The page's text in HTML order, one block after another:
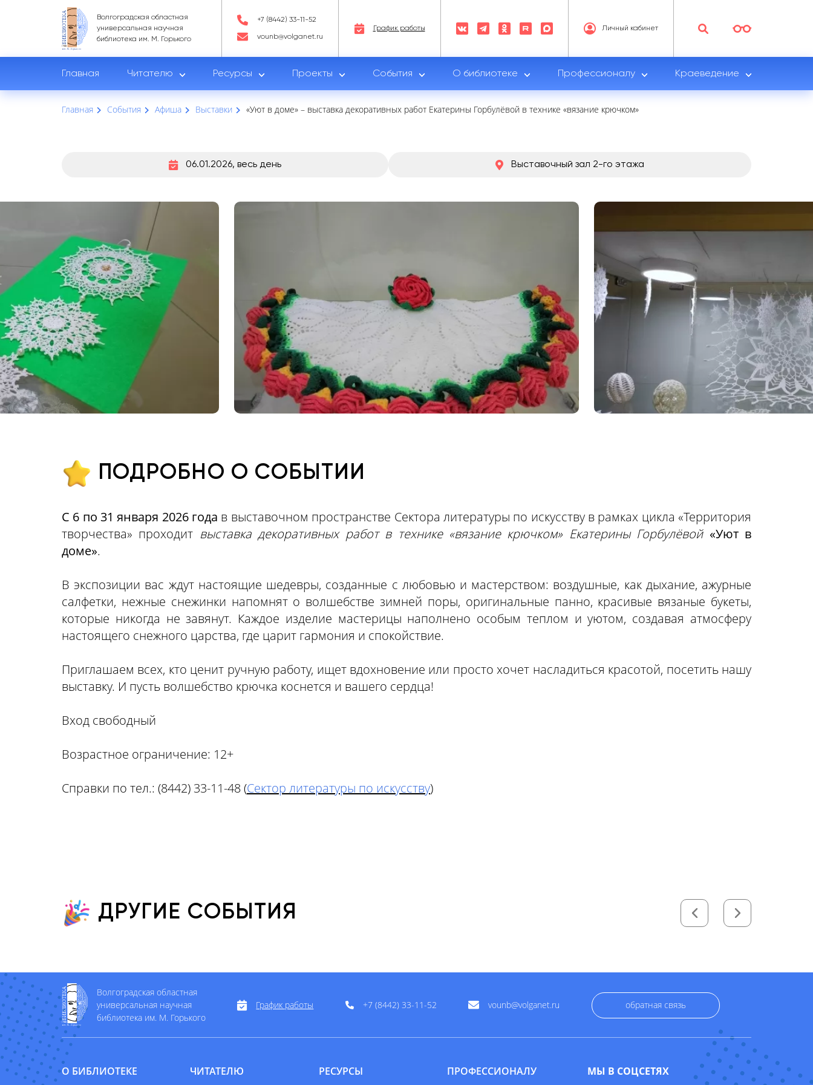
Волгоградская областная
универсальная научная
библиотека им. М. Горького
+7 (8442) 33-11-52
vounb@volganet.ru
График работы Личный кабинет
Главная Читателю Ресурсы Проекты События О библиотеке Профессионалу Краеведение
Главная События Афиша Выставки «Уют в доме» – выставка декоративных работ Екатерины Горбулёвой в технике «вязание крючком»
06.01.2026, весь день Выставочный зал 2-го этажа
ПОДРОБНО О СОБЫТИИ
С 6 по 31 января 2026 года в выставочном пространстве Сектора литературы по искусству в рамках цикла «Территория
творчества» проходит выставка декоративных работ в технике «вязание крючком» Екатерины Горбулёвой «Уют в
доме».
В экспозиции вас ждут настоящие шедевры, созданные с любовью и мастерством: воздушные, как дыхание, ажурные
салфетки, нежные снежинки напомнят о волшебстве зимней поры, оригинальные панно, красивые вязаные букеты,
которые никогда не завянут. Каждое изделие мастерицы наполнено особым теплом и уютом, создавая атмосферу
настоящего снежного царства, где царит гармония и спокойствие.
Приглашаем всех, кто ценит ручную работу, ищет вдохновение или просто хочет насладиться красотой, посетить нашу
выставку. И пусть волшебство крючка коснется и вашего сердца!
Вход свободный
Возрастное ограничение: 12+
Справки по тел.: (8442) 33-11-48 (Сектор литературы по искусству)
ДРУГИЕ СОБЫТИЯ
Волгоградская областная
универсальная научная
библиотека им. М. Горького
График работы +7 (8442) 33-11-52 vounb@volganet.ru обратная связь
О БИБЛИОТЕКЕ ЧИТАТЕЛЮ РЕСУРСЫ ПРОФЕССИОНАЛУ МЫ В СОЦСЕТЯХ